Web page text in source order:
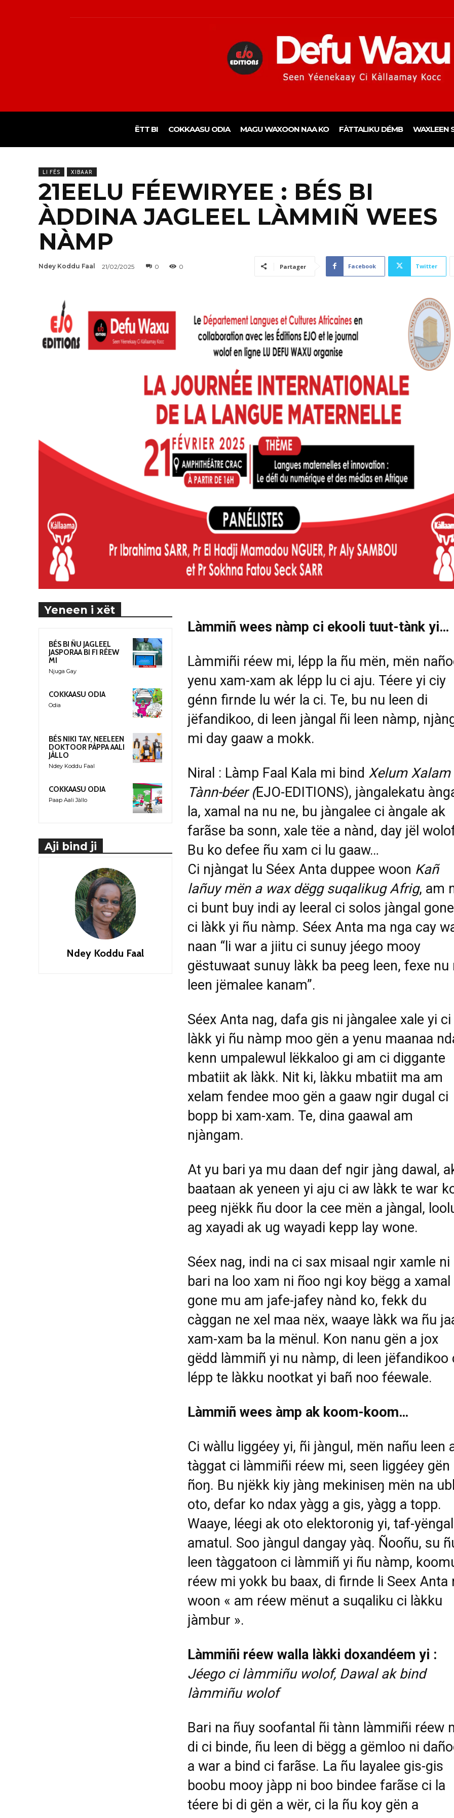
ËTT BI COKKAASU ODIA MAGU WAXOON NAA KO FÀTTALIKU DÉMB WAXLEEN
LI FËS XIBAAR
21EELU FÉEWIRYEE : BÉS BI
ÀDDINA JAGLEEL LÀMMIÑ WEES
NÀMP
Ndey Koddu Faal 21/02/2025 0 0 Partager Facebook Twitter
Yeneen i xët
BÉS BI ÑU JAGLEEL
JASPORAA BI FI RÉEW
MI
Njuga Gay
COKKAASU ODIA
Odia
BÉS NIKI TAY, NEELEEN
DOKTOOR PÀPPA AALI
JÀLLO
Ndey Koddu Faal
COKKAASU ODIA
Paap Aali Jàllo
Aji bind ji
Ndey Koddu Faal
Làmmiñ wees nàmp ci ekooli tuut-tànk yi…
Làmmiñi réew mi, lépp la ñu mën, mën
yenu xam-xam ak lépp lu ci aju. Téere yi ciy
génn firnde lu wér la ci. Te, bu nu leen di
jëfandikoo, di leen jàngal ñi leen nàmp,
mi day gaaw a mokk.
Niral : Làmp Faal Kala mi bind Xelum Xalam
Tànn-béer (EJO-EDITIONS), jàngalekatu
la, xamal na nu ne, bu jàngalee ci àngale ak
farãse ba sonn, xale tëe a nànd, day jël
Bu ko defee ñu xam ci lu gaaw…
Ci njàngat lu Séex Anta duppee woon Kañ
lañuy mën a wax dëgg suqalikug Afrig, am
ci bunt buy indi ay leeral ci solos jàngal
ci làkk yi ñu nàmp. Séex Anta ma nga cay
naan “li war a jiitu ci sunuy jéego mooy
gëstuwaat sunuy làkk ba peeg leen, fexe nu
leen jëmalee kanam”.
Séex Anta nag, dafa gis ni jàngalee xale yi ci
làkk yi ñu nàmp moo gën a yenu maanaa
kenn umpalewul lëkkaloo gi am ci diggante
mbatiit ak làkk. Nit ki, làkku mbatiit ma am
xelam fendee moo gën a gaaw ngir dugal ci
bopp bi xam-xam. Te, dina gaawal am
njàngam.
At yu bari ya mu daan def ngir jàng dawal,
baataan ak yeneen yi aju ci aw làkk te war
peeg njëkk ñu door la cee mën a jàngal,
ag xayadi ak ug wayadi kepp lay wone.
Séex nag, indi na ci sax misaal ngir xamle ni
bari na loo xam ni ñoo ngi koy bëgg a xamal
gone mu am jafe-jafey nànd ko, fekk du
càggan ne xel maa nëx, waaye làkk wa ñu
xam-xam ba la mënul. Kon nanu gën a jox
gëdd làmmiñ yi nu nàmp, di leen jëfandikoo
lépp te làkku nootkat yi bañ noo féewale.
Làmmiñ wees àmp ak koom-koom…
Ci wàllu liggéey yi, ñi jàngul, mën nañu leen
tàggat ci làmmiñi réew mi, seen liggéey gën
ñoŋ. Bu njëkk kiy jàng mekiniseŋ mën na
oto, defar ko ndax yàgg a gis, yàgg a topp.
Waaye, léegi ak oto elektoronig yi, taf-yëngal
amatul. Soo jàngul dangay yàq. Ñooñu, su
leen tàggatoon ci làmmiñ yi ñu nàmp,
réew mi yokk bu baax, di firnde li Seex Anta
woon « am réew mënut a suqaliku ci làkku
jàmbur ».
Làmmiñi réew walla làkki doxandéem yi :
Jéego ci làmmiñu wolof, Dawal ak bind
làmmiñu wolof
Bari na ñuy soofantal ñi tànn làmmiñi réew
di ci binde, ñu leen di bëgg a gëmloo ni
a war a bind ci farãse. La ñu layalee gis-gis
boobu mooy jàpp ni boo bindee farãse ci la
téere bi di gën a wër, ci la ñu koy gën a